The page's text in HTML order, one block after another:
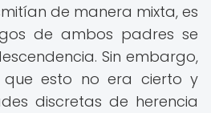
de manera mixta, es
de ambos padres se
Sin embargo,
que esto no era cierto y
discretas de herencia